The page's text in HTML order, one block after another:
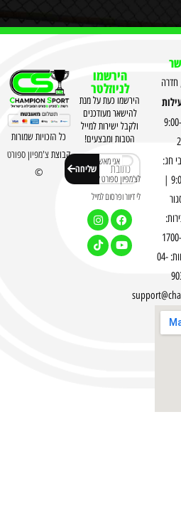
9:00-
חג:
9:00-15:00 |
שירות לקוחות: 04-
הירשמו
לניוזלטר
הירשמו כעת על מנת
להישאר מעודכנים
ולקבל ישירות למייל
הטבות ומבצעים!
אני מאשר
לצ'מפיון ספורט לשלוח
לי דיוור ופרסום למייל
שליחה
כל הזכויות שמורות
קבוצתצ'מפיון ספורט
©